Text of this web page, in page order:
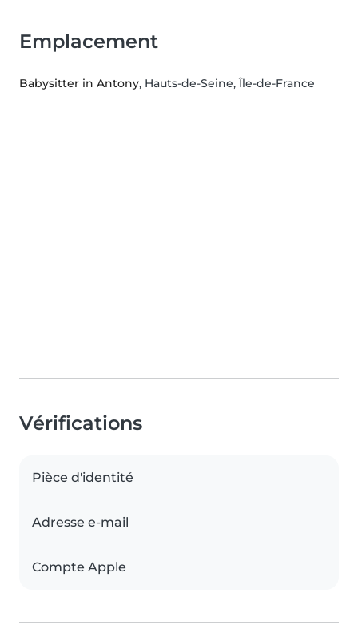
Emplacement
Babysitter in Antony, Hauts-de-Seine, Île-de-France
Vérifications
Pièce d'identité
Adresse e-mail
Compte Apple